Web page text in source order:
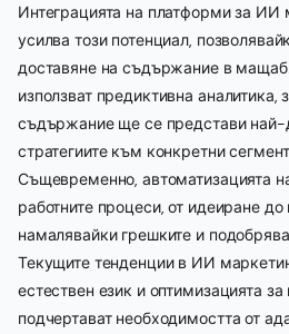
Интеграцията на платформи за ИИ
усилва този потенциал,
доставяне на съдържание в
използват предиктивна аналитика,
съдържание ще се представи най-
стратегиите към конкретни
Същевременно, автоматизацията
работните процеси, от идеиране до
намалявайки грешките и
Текущите тенденции в ИИ
естествен език и оптимизацията за
подчертават необходимостта от